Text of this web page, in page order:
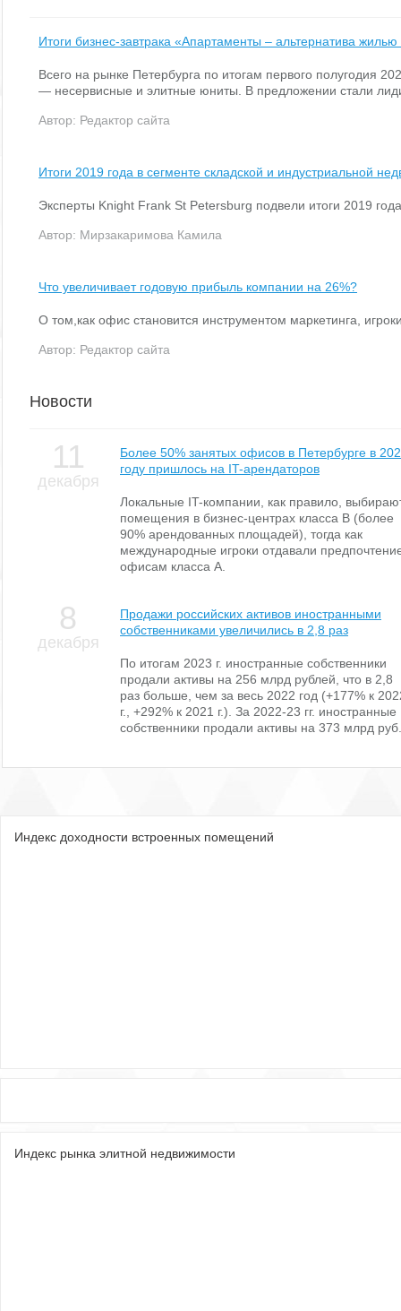
Индекс доходности встроенных помещений
Индекс рынка элитной недвижимости
Итоги бизнес-завтрака «Апартаменты – альтернатива
Всего на рынке Петербурга по итогам первого полугодия
— несервисные и элитные юниты. В предложении стали
Автор: Редактор сайта
Итоги 2019 года в сегменте складской и индустриальной
Эксперты Knight Frank St Petersburg подвели итоги 2019
Автор: Мирзакаримова Камила
Что увеличивает годовую прибыль компании на 26%?
О том,как офис становится инструментом маркетинга,
Автор: Редактор сайта
Новости
11
декабря
Более 50% занятых офисов в Петербурге в
году пришлось на IT-арендаторов
Локальные IT-компании, как правило,
помещения в бизнес-центрах класса В (более
90% арендованных площадей), тогда как
международные игроки отдавали
офисам класса А.
8
декабря
Продажи российских активов иностранными
собственниками увеличились в 2,8 раз
По итогам 2023 г. иностранные собственники
продали активы на 256 млрд рублей, что в 2,8
раз больше, чем за весь 2022 год (+177% к
г., +292% к 2021 г.). За 2022-23 гг. иностранные
собственники продали активы на 373 млрд руб.